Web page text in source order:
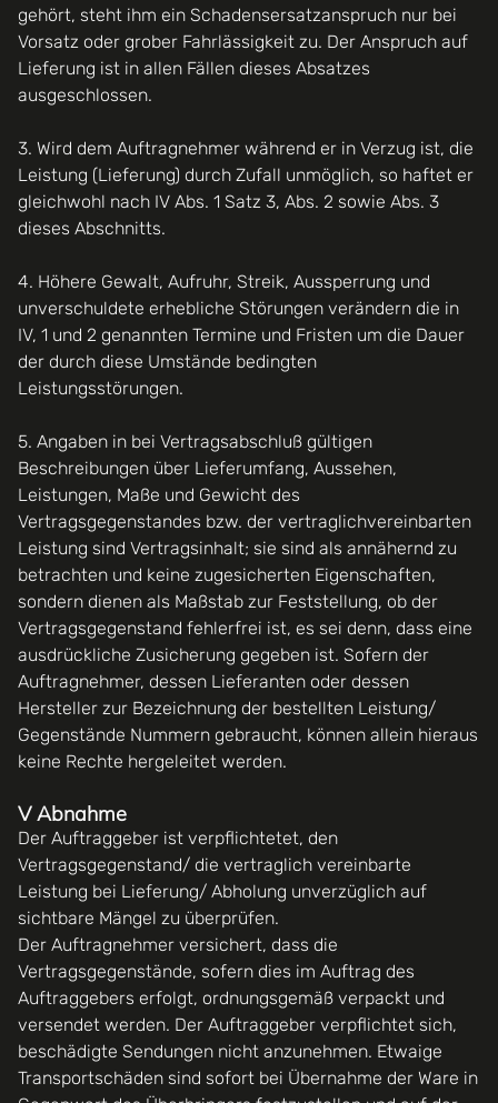
gehört, steht ihm ein Schadensersatzanspruch nur bei
Vorsatz oder grober Fahrlässigkeit zu. Der Anspruch auf
Lieferung ist in allen Fällen dieses Absatzes
ausgeschlossen.
3. Wird dem Auftragnehmer während er in Verzug ist, die
Leistung (Lieferung) durch Zufall unmöglich, so haftet er
gleichwohl nach IV Abs. 1 Satz 3, Abs. 2 sowie Abs. 3
dieses Abschnitts.
4. Höhere Gewalt, Aufruhr, Streik, Aussperrung und
unverschuldete erhebliche Störungen verändern die in
IV, 1 und 2 genannten Termine und Fristen um die Dauer
der durch diese Umstände bedingten
Leistungsstörungen.
5. Angaben in bei Vertragsabschluß gültigen
Beschreibungen über Lieferumfang, Aussehen,
Leistungen, Maße und Gewicht des
Vertragsgegenstandes bzw. der vertraglichvereinbarten
Leistung sind Vertragsinhalt; sie sind als annähernd zu
betrachten und keine zugesicherten Eigenschaften,
sondern dienen als Maßstab zur Feststellung, ob der
Vertragsgegenstand fehlerfrei ist, es sei denn, dass eine
ausdrückliche Zusicherung gegeben ist. Sofern der
Auftragnehmer, dessen Lieferanten oder dessen
Hersteller zur Bezeichnung der bestellten Leistung/
Gegenstände Nummern gebraucht, können allein hieraus
keine Rechte hergeleitet werden.
V Abnahme
Der Auftraggeber ist verpflichtetet, den
Vertragsgegenstand/ die vertraglich vereinbarte
Leistung bei Lieferung/ Abholung unverzüglich auf
sichtbare Mängel zu überprüfen.
Der Auftragnehmer versichert, dass die
Vertragsgegenstände, sofern dies im Auftrag des
Auftraggebers erfolgt, ordnungsgemäß verpackt und
versendet werden. Der Auftraggeber verpflichtet sich,
beschädigte Sendungen nicht anzunehmen. Etwaige
Transportschäden sind sofort bei Übernahme der Ware in